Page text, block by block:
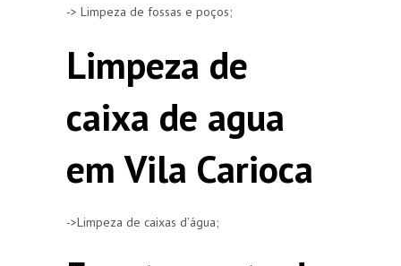
-> Limpeza de fossas e poços;
Limpeza de
caixa de agua
em Vila Carioca
->Limpeza de caixas d’água;